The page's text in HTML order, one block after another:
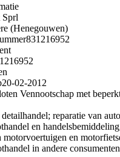
Sprl
(Henegouwen)
831216952
20-02-2012
Vennootschap met
reparatie van
en
motorvoertuigen en
in andere